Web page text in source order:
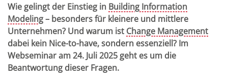
Wie gelingt der Einstieg in Building Information
Modeling– besonders für kleinere und mittlere
Unternehmen? Und warum ist Change Management
dabei kein Nice-to-have, sondern essenziell? Im
Webseminar am 24. Juli 2025 geht es um die
Beantwortung dieser Fragen.